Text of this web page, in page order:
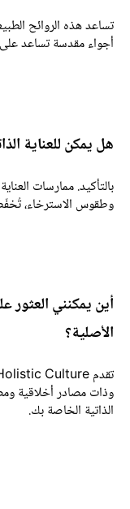
تساعد هذه الروائح
أجواء مقدسة تساعد على
هل يمكن للعناية
بالتأكيد. ممارسات العناية
وطقوس الاسترخاء، تُخفّض
أين يمكنني العثور على
الأصلية؟
وذات مصادر أخلاقية
الذاتية الخاصة بك.